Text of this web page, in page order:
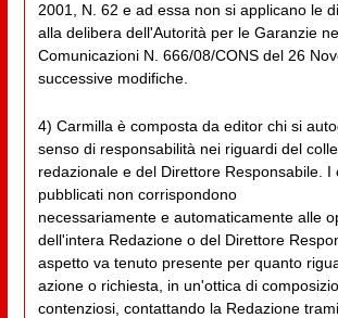
2001, N. 62 e ad essa non si applicano le
alla delibera dell'Autorità per le Garanzie
Comunicazioni N. 666/08/CONS del 26
successive modifiche.
4) Carmilla è composta da editor chi si
senso di responsabilità nei riguardi del
redazionale e del Direttore Responsabile. I
pubblicati non corrispondono
necessariamente e automaticamente alle
dell'intera Redazione o del Direttore
aspetto va tenuto presente per quanto
azione o richiesta, in un'ottica di
contenziosi, contattando la Redazione